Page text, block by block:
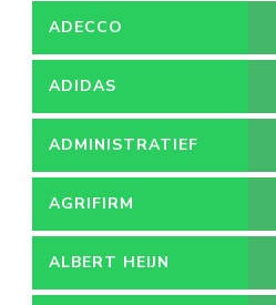
ADECCO
ADIDAS
ADMINISTRATIEF
MEDEWERKER
AGRIFIRM
ALBERT HEIJN